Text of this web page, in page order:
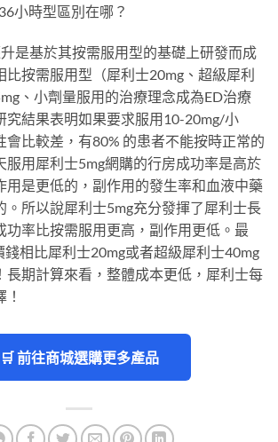
小時型區別在哪？
是基於其按需服用型的基礎上研發而成
比按需服用型（犀利士20mg、超級犀利
、小劑量服用的治療理念成為ED治療
究結果表明如果要求服用10-20mg/小
會比較差，有80% 的患者不能按時正常的
服用犀利士5mg網購的行房成功率是高於
用是更低的，副作用的發生率和血液中藥
。所以說犀利士5mg充分發揮了犀利士長
功率比按需服用更高，副作用更低。最
錢相比犀利士20mg或者超級犀利士40mg
長期計算來看，整體成本更低，犀利士每
🛒 前往商城選購更多產品